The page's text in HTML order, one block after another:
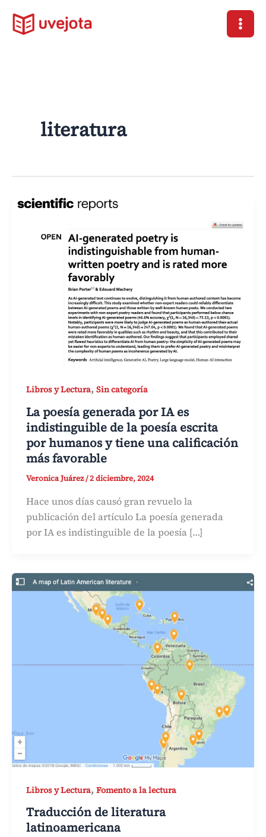
contenido
literatura
Libros y Lectura, Sin categoría
La poesía generada por IA es
indistinguible de la poesía escrita
por humanos y tiene una calificación
más favorable
Veronica Juárez/2 diciembre, 2024
Hace unos días causó gran revuelo la
publicación del artículo La poesía generada
por IA es indistinguible de la poesía […]
Libros y Lectura, Fomento a la lectura
Traducción de literatura
latinoamericana